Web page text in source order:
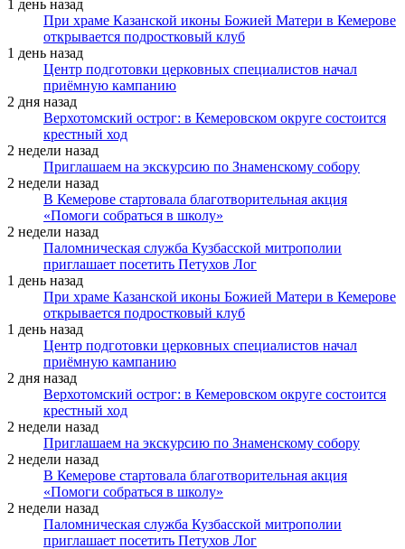
1 день назад
При храме Казанской иконы Божией Матери в Кемерове
открывается подростковый клуб
1 день назад
Центр подготовки церковных специалистов начал
приёмную кампанию
2 дня назад
Верхотомский острог: в Кемеровском округе состоится
крестный ход
2 недели назад
Приглашаем на экскурсию по Знаменскому собору
2 недели назад
В Кемерове стартовала благотворительная акция
«Помоги собраться в школу»
2 недели назад
Паломническая служба Кузбасской митрополии
приглашает посетить Петухов Лог
1 день назад
При храме Казанской иконы Божией Матери в Кемерове
открывается подростковый клуб
1 день назад
Центр подготовки церковных специалистов начал
приёмную кампанию
2 дня назад
Верхотомский острог: в Кемеровском округе состоится
крестный ход
2 недели назад
Приглашаем на экскурсию по Знаменскому собору
2 недели назад
В Кемерове стартовала благотворительная акция
«Помоги собраться в школу»
2 недели назад
Паломническая служба Кузбасской митрополии
приглашает посетить Петухов Лог